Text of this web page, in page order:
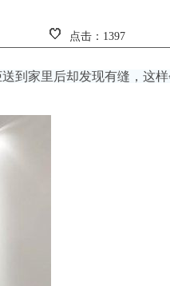
点击：1397
到家里后却发现有缝，这